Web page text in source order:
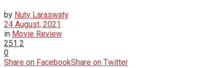
by Nuty Laraswaty
24 August, 2021
in Movie Review
251 2
0
Share on FacebookShare on Twitter